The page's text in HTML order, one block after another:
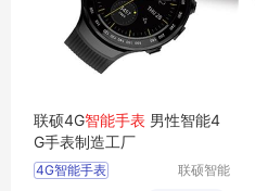
联硕4G智能手表 男性智能4
G手表制造工厂
4G智能手表
联硕智能